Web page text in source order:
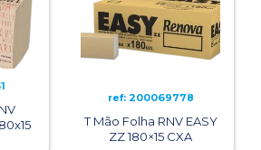
ref: 200069778
T Mão Folha RNV EASY
ZZ 180×15 CXA